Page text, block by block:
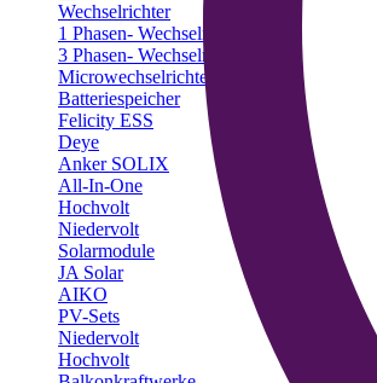
Wechselrichter
1 Phasen- Wechselrichter
3 Phasen- Wechselrichter
Microwechselrichter
Batteriespeicher
Felicity ESS
Deye
Anker SOLIX
All-In-One
Hochvolt
Niedervolt
Solarmodule
JA Solar
AIKO
PV-Sets
Niedervolt
Hochvolt